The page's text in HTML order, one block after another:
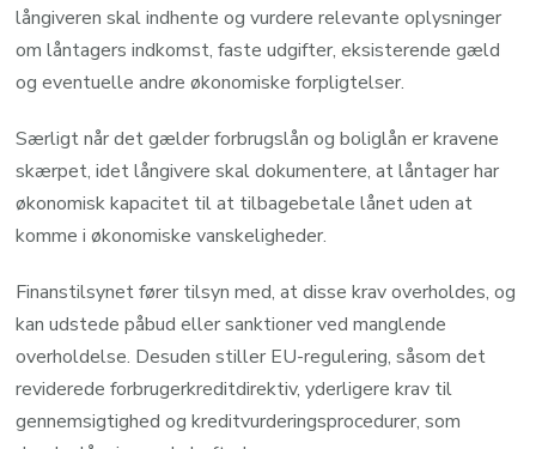
långiveren skal indhente og vurdere relevante oplysninger
om låntagers indkomst, faste udgifter, eksisterende gæld
og eventuelle andre økonomiske forpligtelser.
Særligt når det gælder forbrugslån og boliglån er kravene
skærpet, idet långivere skal dokumentere, at låntager har
økonomisk kapacitet til at tilbagebetale lånet uden at
komme i økonomiske vanskeligheder.
Finanstilsynet fører tilsyn med, at disse krav overholdes, og
kan udstede påbud eller sanktioner ved manglende
overholdelse. Desuden stiller EU-regulering, såsom det
reviderede forbrugerkreditdirektiv, yderligere krav til
gennemsigtighed og kreditvurderingsprocedurer, som